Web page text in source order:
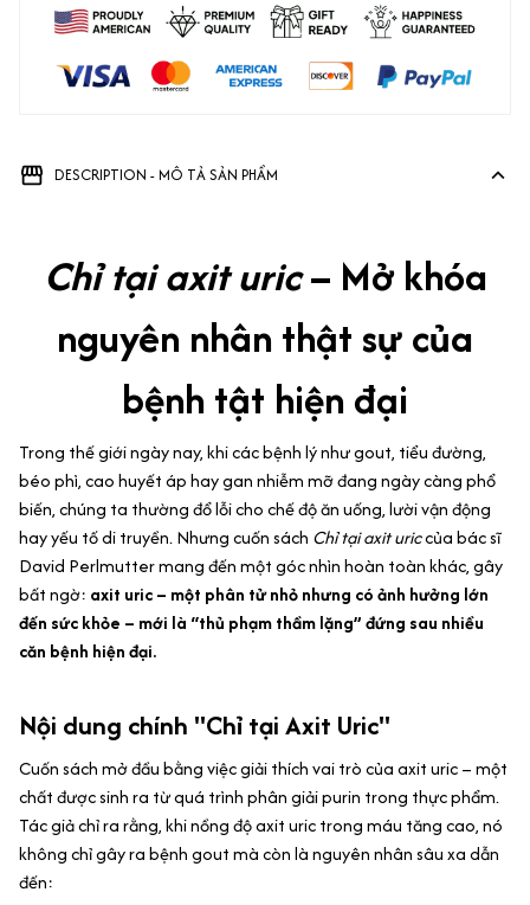
DESCRIPTION - MÔ TẢ SẢN PHẨM
Chỉ tại axit uric– Mở khóa
nguyên nhân thật sự của
bệnh tật hiện đại
Trong thế giới ngày nay, khi các bệnh lý như gout, tiểu đường,
béo phì, cao huyết áp hay gan nhiễm mỡ đang ngày càng phổ
biến, chúng ta thường đổ lỗi cho chế độ ăn uống, lười vận động
hay yếu tố di truyền. Nhưng cuốn sách Chỉ tại axit uriccủa bác sĩ
David Perlmutter mang đến một góc nhìn hoàn toàn khác, gây
bất ngờ: axit uric – một phân tử nhỏ nhưng có ảnh hưởng lớn
đến sức khỏe – mới là “thủ phạm thầm lặng” đứng sau nhiều
căn bệnh hiện đại.
Nội dung chính "Chỉ tại Axit Uric"
Cuốn sách mở đầu bằng việc giải thích vai trò của axit uric – một
chất được sinh ra từ quá trình phân giải purin trong thực phẩm.
Tác giả chỉ ra rằng, khi nồng độ axit uric trong máu tăng cao, nó
không chỉ gây ra bệnh gout mà còn là nguyên nhân sâu xa dẫn
đến: